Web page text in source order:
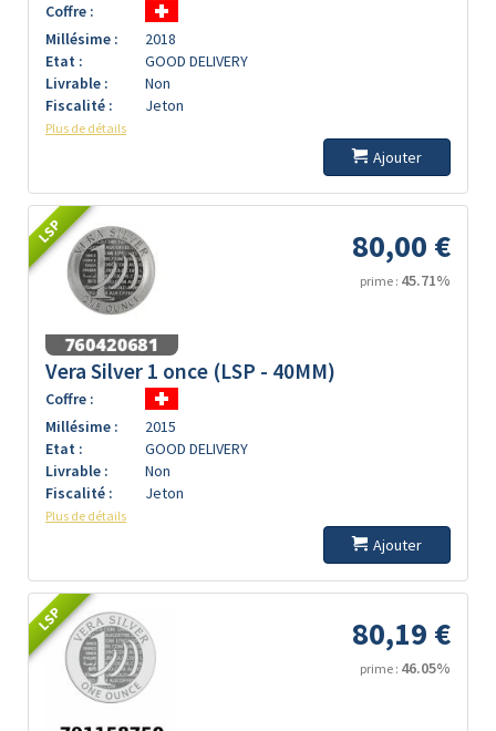
Coffre :
Millésime :
2018
Etat :
GOOD DELIVERY
Livrable :
Non
Fiscalité :
Jeton
Plus de détails
Ajouter
LSP 80,00 €
prime : 45.71%
Vera Silver 1 once (LSP - 40MM)
Coffre :
Millésime :
2015
Etat :
GOOD DELIVERY
Livrable :
Non
Fiscalité :
Jeton
Plus de détails
Ajouter
LSP 80,19 €
prime : 46.05%